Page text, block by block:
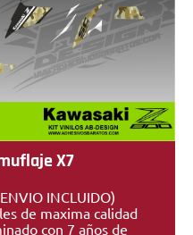
X7
INCLUIDO)
de maxima calidad
con 7 años de